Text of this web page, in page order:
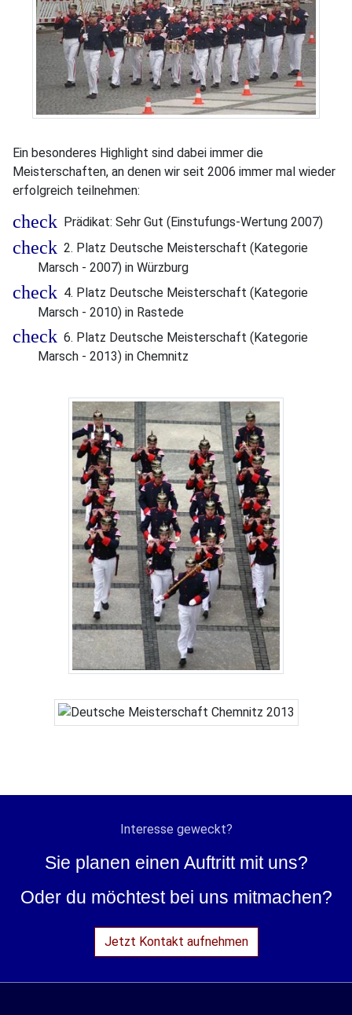
Ein besonderes Highlight sind dabei immer die
Meisterschaften, an denen wir seit 2006 immer mal wieder
erfolgreich teilnehmen:
Prädikat: Sehr Gut (Einstufungs-Wertung 2007)
2. Platz Deutsche Meisterschaft (Kategorie
Marsch - 2007) in Würzburg
4. Platz Deutsche Meisterschaft (Kategorie
Marsch - 2010) in Rastede
6. Platz Deutsche Meisterschaft (Kategorie
Marsch - 2013) in Chemnitz
Interesse geweckt?
Sie planen einen Auftritt mit uns?
Oder du möchtest bei uns mitmachen?
Jetzt Kontakt aufnehmen